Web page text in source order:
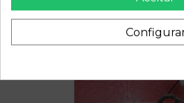
Também poderá